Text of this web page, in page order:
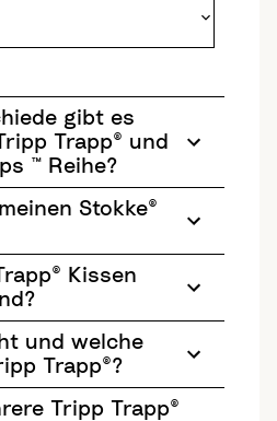
gibt es
™ Reihe?
Stokke®
Kissen
und welche
Trapp®?
Tripp Trapp®